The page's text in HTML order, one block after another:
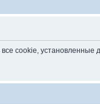
все cookie,